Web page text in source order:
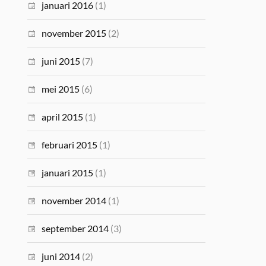
januari 2016 (1)
november 2015 (2)
juni 2015 (7)
mei 2015 (6)
april 2015 (1)
februari 2015 (1)
januari 2015 (1)
november 2014 (1)
september 2014 (3)
juni 2014 (2)